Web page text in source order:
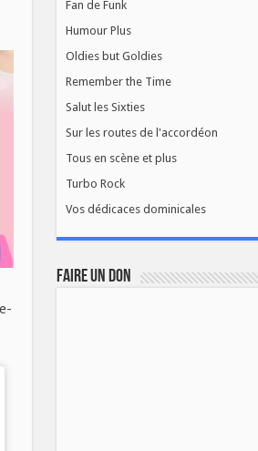
Fan de Funk
Humour Plus
Oldies but Goldies
Remember the Time
Salut les Sixties
Sur les routes de l'accordéon
Tous en scène et plus
Turbo Rock
Vos dédicaces dominicales
FAIRE UN DON